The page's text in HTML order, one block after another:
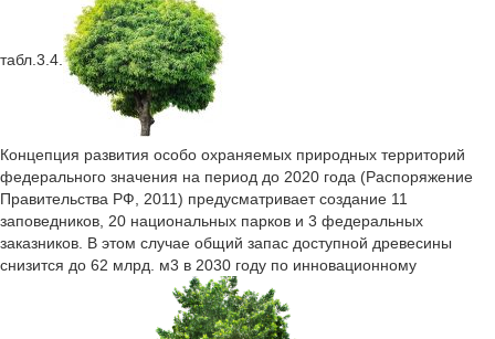
табл.3.4.
Концепция развития особо охраняемых природных территорий
федерального значения на период до 2020 года (Распоряжение
Правительства РФ, 2011) предусматривает создание 11
заповедников, 20 национальных парков и 3 федеральных
заказников. В этом случае общий запас доступной древесины
снизится до 62 млрд. м3 в 2030 году по инновационному